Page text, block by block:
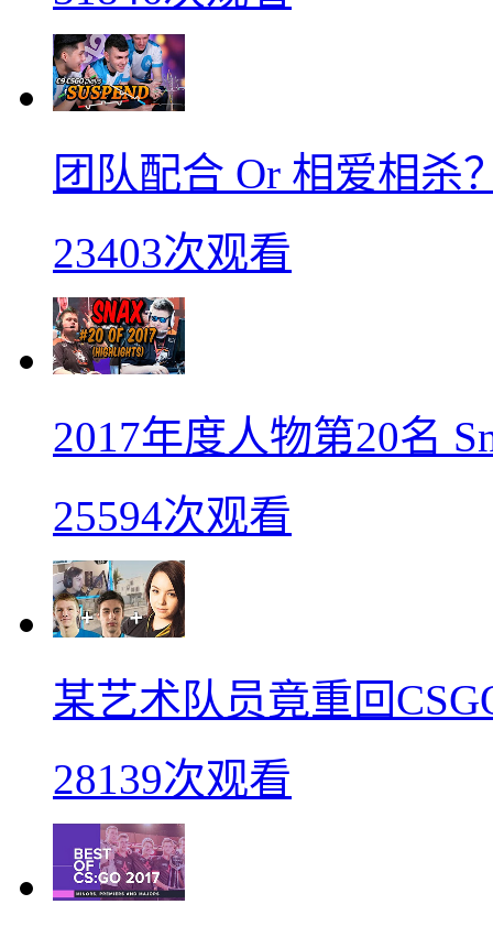
团队配合 Or 相爱相杀
23403次观看
2017年度人物第20名
25594次观看
某艺术队员竟重回
28139次观看